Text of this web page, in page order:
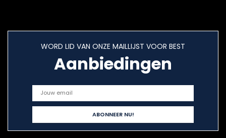
WORD LID VAN ONZE MAILLIJST VOOR BEST
Aanbiedingen